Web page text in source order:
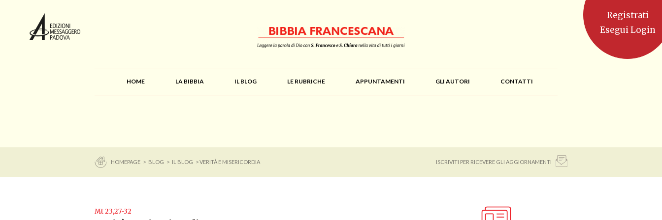
HOME LA BIBBIA IL BLOG LE RUBRICHE APPUNTAMENTI GLI AUTORI CONTATTI
HOMEPAGE > BLOG > IL BLOG > VERITÀ E MISERICORDIA ISCRIVITI PER RICEVERE GLI AGGIORNAMENTI
Mt 23,27-32
Registrati
Esegui Login